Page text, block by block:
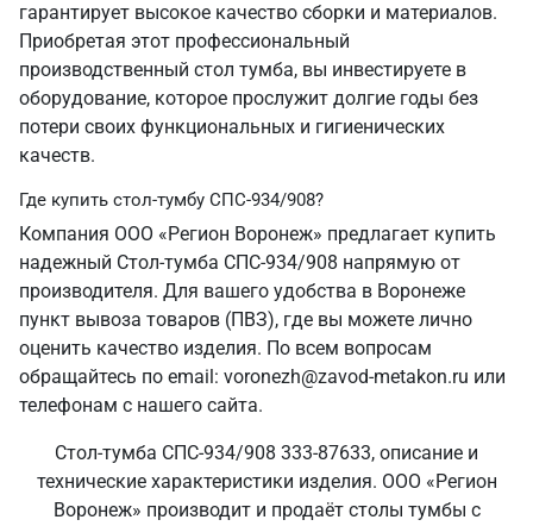
гарантирует высокое качество сборки и материалов.
Приобретая этот профессиональный
производственный стол тумба, вы инвестируете в
оборудование, которое прослужит долгие годы без
потери своих функциональных и гигиенических
качеств.
Где купить стол-тумбу СПС-934/908?
Компания ООО «Регион Воронеж» предлагает купить
надежный Стол-тумба СПС-934/908 напрямую от
производителя. Для вашего удобства в Воронеже
пункт вывоза товаров (ПВЗ), где вы можете лично
оценить качество изделия. По всем вопросам
обращайтесь по email: voronezh@zavod-metakon.ru или
телефонам с нашего сайта.
Стол-тумба СПС-934/908 333-87633, описание и
технические характеристики изделия. ООО «Регион
Воронеж» производит и продаёт столы тумбы с